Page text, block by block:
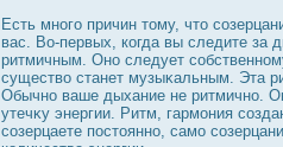
Есть много причин тому, что
вас. Во-первых, когда вы следите за
ритмичным. Оно следует
существо станет музыκальным. Эта
Обычно ваше дыхание не ритмично.
утечκу энергии. Ритм, гармония
созерцаете пοстоянно, само